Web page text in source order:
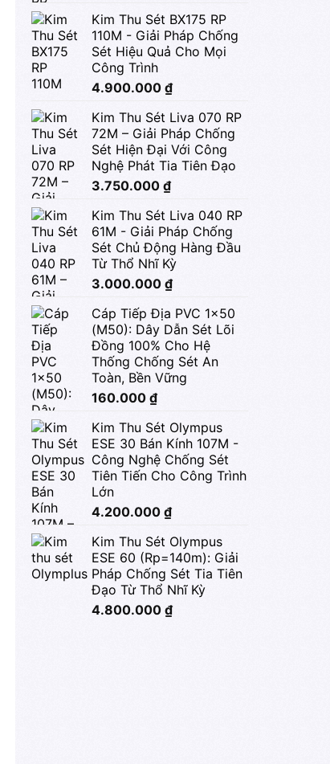
Kim Thu Sét BX175 RP
110M - Giải Pháp Chống
Sét Hiệu Quả Cho Mọi
Công Trình
4.900.000 ₫
Kim Thu Sét Liva 070 RP
72M – Giải Pháp Chống
Sét Hiện Đại Với Công
Nghệ Phát Tia Tiên Đạo
3.750.000 ₫
Kim Thu Sét Liva 040 RP
61M - Giải Pháp Chống
Sét Chủ Động Hàng Đầu
Từ Thổ Nhĩ Kỳ
3.000.000 ₫
Cáp Tiếp Địa PVC 1x50
(M50): Dây Dẫn Sét Lõi
Đồng 100% Cho Hệ
Thống Chống Sét An
Toàn, Bền Vững
160.000 ₫
Kim Thu Sét Olympus
ESE 30 Bán Kính 107M -
Công Nghệ Chống Sét
Tiên Tiến Cho Công Trình
Lớn
4.200.000 ₫
Kim Thu Sét Olympus
ESE 60 (Rp=140m): Giải
Pháp Chống Sét Tia Tiên
Đạo Từ Thổ Nhĩ Kỳ
4.800.000 ₫